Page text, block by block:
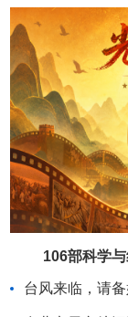
106部科学
台风来临，请